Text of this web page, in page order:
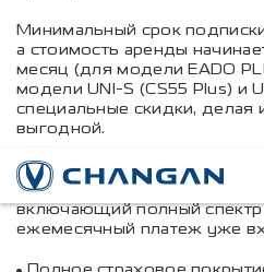
Минимальный срок
а стоимость аренды
месяц (для модели EADO
модели UNI-S (CS55 Plus) и
специальные скидки,
выгодной.
Подписка на автомобиль –
формат использования
включающий полный спектр
ежемесячный платеж уже